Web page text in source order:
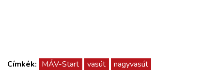
Címkék: MÁV-Start vasút
nagyvasút